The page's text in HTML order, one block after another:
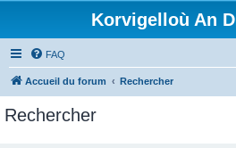
Korvigelloù An
FAQ
Accueil du forum Rechercher
Rechercher